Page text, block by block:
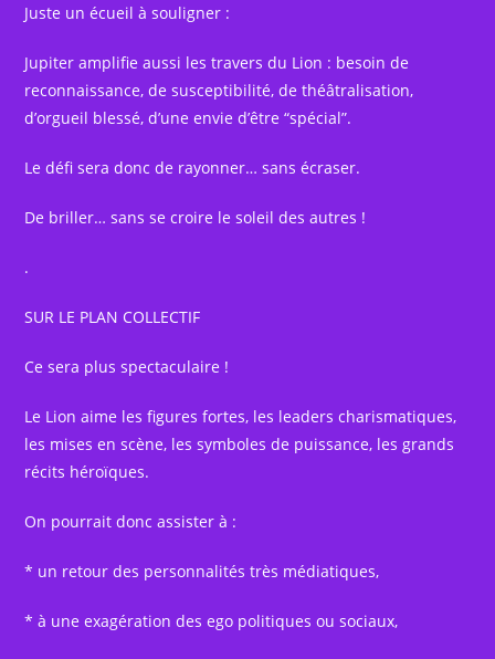
Juste un écueil à souligner :
Jupiter amplifie aussi les travers du Lion : besoin de
reconnaissance, de susceptibilité, de théâtralisation,
d’orgueil blessé, d’une envie d’être “spécial”.
Le défi sera donc de rayonner… sans écraser.
De briller… sans se croire le soleil des autres !
.
SUR LE PLAN COLLECTIF
Ce sera plus spectaculaire !
Le Lion aime les figures fortes, les leaders charismatiques,
les mises en scène, les symboles de puissance, les grands
récits héroïques.
On pourrait donc assister à :
* un retour des personnalités très médiatiques,
* à une exagération des ego politiques ou sociaux,